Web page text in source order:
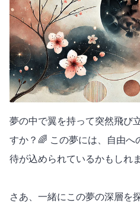
夢の中で翼を持って突然飛び
すか？🌈 この夢には、自由へ
待が込められているかもしれ
さあ、一緒にこの夢の深層を